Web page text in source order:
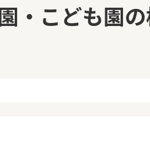
メッセージ
おすすめの園
・こども園